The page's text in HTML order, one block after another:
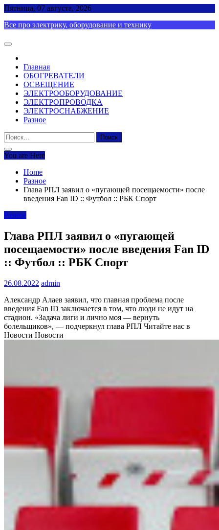
Skip
content
Пятница, 07 августа, 2026
Все про электрику, оборудование и технику
Главная
ОБОГРЕВАТЕЛИ
ОСВЕЩЕНИЕ
ЭЛЕКТРООБОРУДОВАНИЕ
ЭЛЕКТРОПРОВОДКА
ЭЛЕКТРОСНАБЖЕНИЕ
Разное
Найти:
You are Here
Home
Разное
Глава РПЛ заявил о «пугающей посещаемости» после
введения Fan ID :: Футбол :: РБК Спорт
Разное
Глава РПЛ заявил о «пугающей
посещаемости» после введения Fan ID
:: Футбол :: РБК Спорт
26.08.2022 admin
Александр Алаев заявил, что главная проблема после
введения Fan ID заключается в том, что люди не идут на
стадион. «Задача лиги и лично моя — вернуть
болельщиков», — подчеркнул глава РПЛ Читайте нас в
Новости Новости